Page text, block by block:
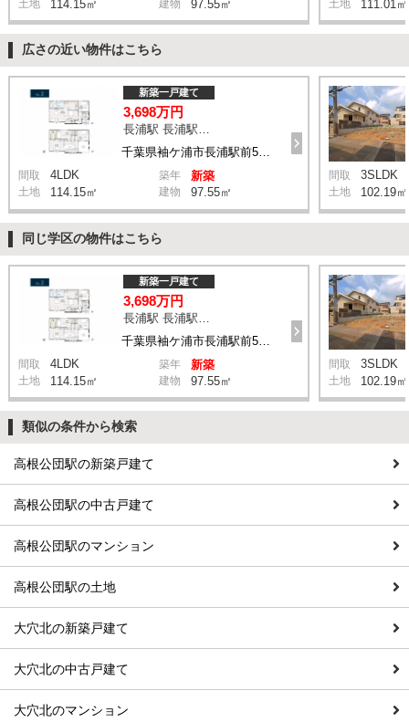
土地 114.15㎡ 建物 97.55㎡ 土地 111.01㎡
広さの近い物件はこちら
千葉県袖ケ浦市長浦駅前5丁目
新築一戸建て
3,698万円
長浦駅 長浦駅前５丁目 バス4分 停歩6分
間取 4LDK 築年 新築
土地 114.15㎡ 建物 97.55㎡
間取 3SLDK
土地 102.19㎡
同じ学区の物件はこちら
新築一戸建て
3,698万円
間取 4LDK 築年 新築
土地 114.15㎡ 建物 97.55㎡
間取 3SLDK
土地 102.19㎡
類似の条件から検索
高根公団駅の新築戸建て
高根公団駅の中古戸建て
高根公団駅のマンション
高根公団駅の土地
大穴北の新築戸建て
大穴北の中古戸建て
大穴北のマンション